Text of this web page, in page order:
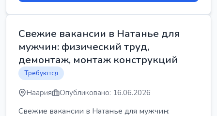
Свежие вакансии в Натанье для
мужчин: физический труд,
демонтаж, монтаж конструкций
Требуются
Наария Опубликовано: 16.06.2026
Свежие вакансии в Натанье для мужчин: